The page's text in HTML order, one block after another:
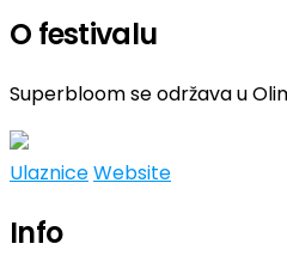
O festivalu
Superbloom se održava u
UlazniceWebsite
Info